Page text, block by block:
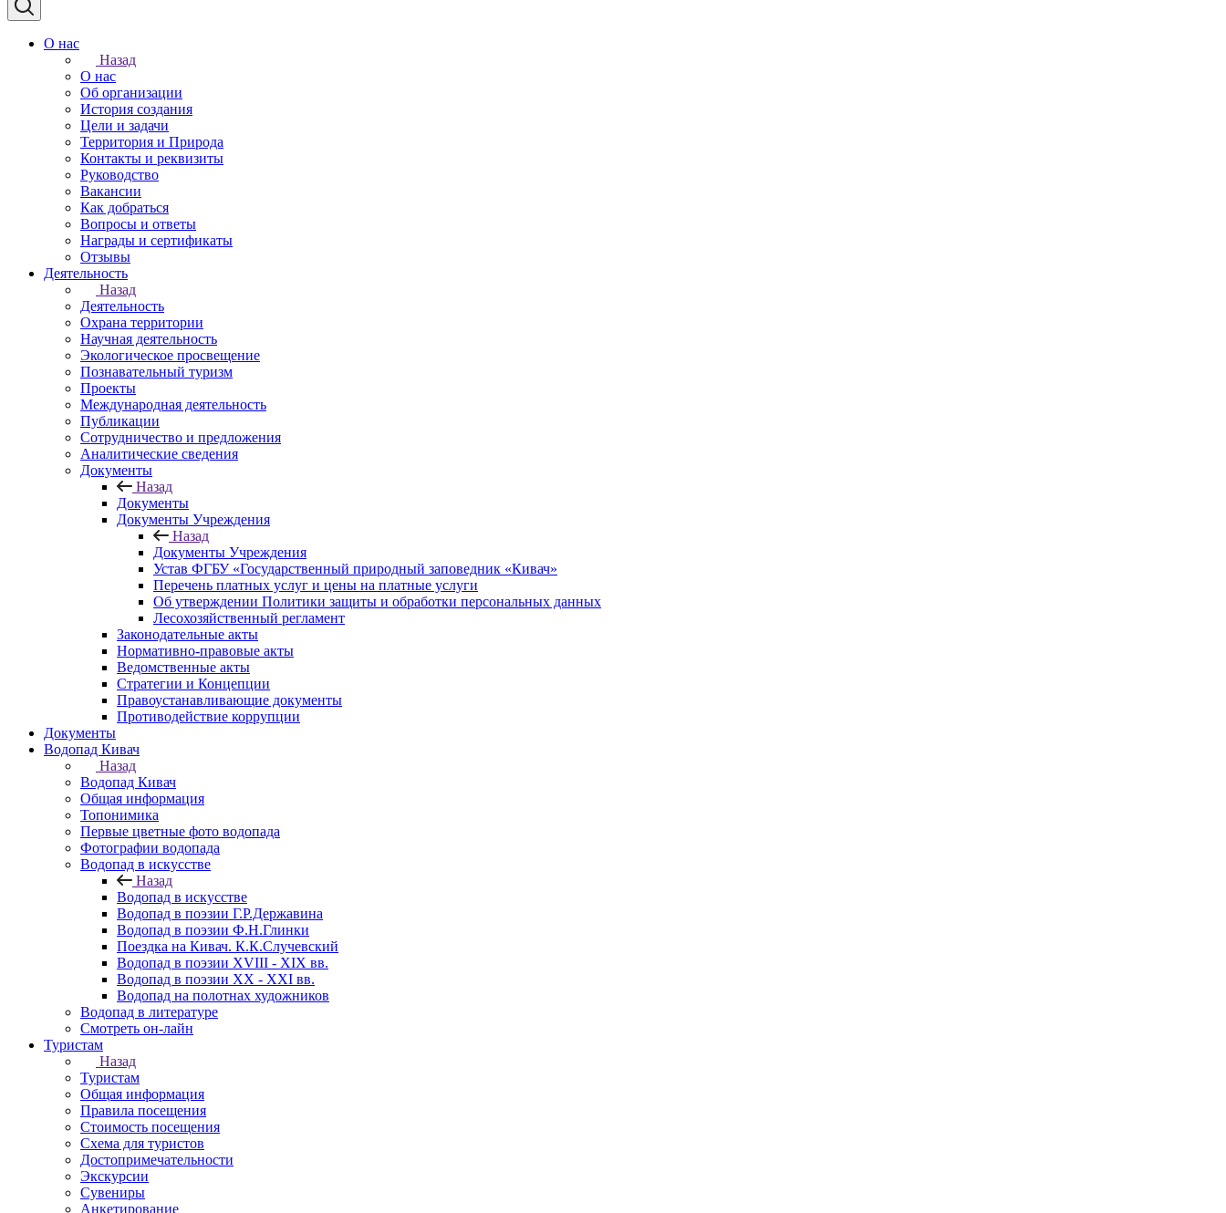
О нас
Назад
О нас
Об организации
История создания
Цели и задачи
Территория и Природа
Контакты и реквизиты
Руководство
Вакансии
Как добраться
Вопросы и ответы
Награды и сертификаты
Отзывы
Деятельность
Назад
Деятельность
Охрана территории
Научная деятельность
Экологическое просвещение
Познавательный туризм
Проекты
Международная деятельность
Публикации
Сотрудничество и предложения
Аналитические сведения
Документы
Назад
Документы
Документы Учреждения
Назад
Документы Учреждения
Устав ФГБУ «Государственный природный заповедник «Кивач»
Перечень платных услуг и цены на платные услуги
Об утверждении Политики защиты и обработки персональных данных
Лесохозяйственный регламент
Законодательные акты
Нормативно-правовые акты
Ведомственные акты
Стратегии и Концепции
Правоустанавливающие документы
Противодействие коррупции
Документы
Водопад Кивач
Назад
Водопад Кивач
Общая информация
Топонимика
Первые цветные фото водопада
Фотографии водопада
Водопад в искусстве
Назад
Водопад в искусстве
Водопад в поэзии Г.Р.Державина
Водопад в поэзии Ф.Н.Глинки
Поездка на Кивач. К.К.Случевский
Водопад в поэзии XVIII - XIX вв.
Водопад в поэзии XX - XXI вв.
Водопад на полотнах художников
Водопад в литературе
Смотреть он-лайн
Туристам
Назад
Туристам
Общая информация
Правила посещения
Стоимость посещения
Схема для туристов
Достопримечательности
Экскурсии
Сувениры
Анкетирование